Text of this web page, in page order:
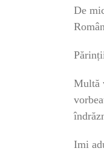
De
Multă
Imi